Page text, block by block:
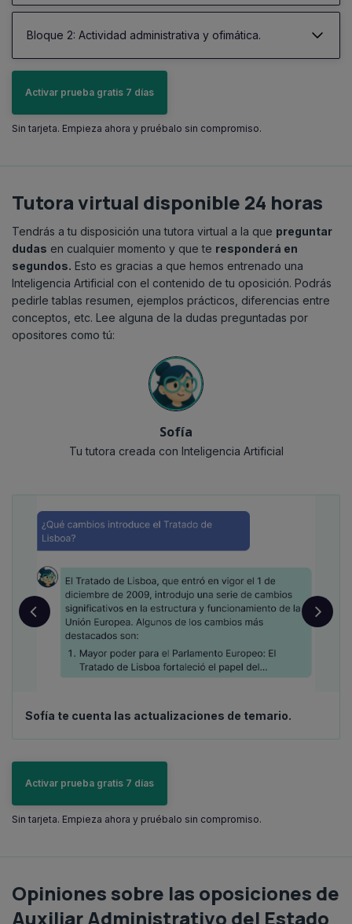
Bloque 2: Actividad administrativa y ofimática.
Activar prueba gratis 7 días
Sin tarjeta. Empieza ahora y pruébalo sin compromiso.
Tutora virtual disponible 24 horas
Tendrás a tu disposición una tutora virtual a la que preguntar
dudas en cualquier momento y que te responderá en
segundos. Esto es gracias a que hemos entrenado una
Inteligencia Artificial con el contenido de tu oposición. Podrás
pedirle tablas resumen, ejemplos prácticos, diferencias entre
conceptos, etc. Lee alguna de la dudas preguntadas por
opositores como tú:
Sofía
Tu tutora creada con Inteligencia Artificial
Sofía te cuenta las actualizaciones de temario.
Activar prueba gratis 7 días
Sin tarjeta. Empieza ahora y pruébalo sin compromiso.
Opiniones sobre las oposiciones de
Auxiliar Administrativo del Estado